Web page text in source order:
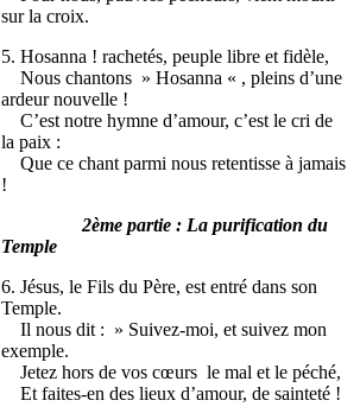
sur la croix.
5. Hosanna ! rachetés, peuple libre et fidèle,
Nous chantons » Hosanna « , pleins d’une
ardeur nouvelle !
C’est notre hymne d’amour, c’est le cri de
la paix :
Que ce chant parmi nous retentisse à jamais
!
2ème partie : La purification du
Temple
6. Jésus, le Fils du Père, est entré dans son
Temple.
Il nous dit : » Suivez-moi, et suivez mon
exemple.
Jetez hors de vos cœurs le mal et le péché,
Et faites-en des lieux d’amour, de sainteté !